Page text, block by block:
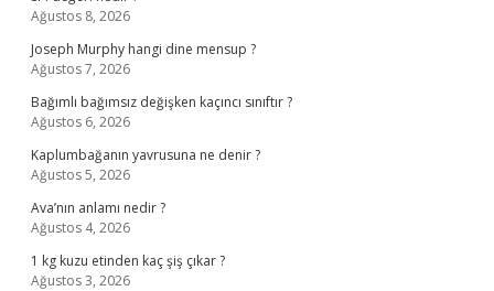
Ağustos 8, 2026
Joseph Murphy hangi dine mensup ?
Ağustos 7, 2026
Bağımlı bağımsız değişken kaçıncı sınıftır ?
Ağustos 6, 2026
Kaplumbağanın yavrusuna ne denir ?
Ağustos 5, 2026
Ava’nın anlamı nedir ?
Ağustos 4, 2026
1 kg kuzu etinden kaç şiş çıkar ?
Ağustos 3, 2026